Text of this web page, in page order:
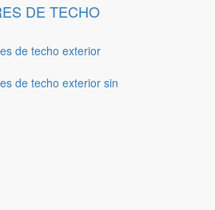
DE TECHO
de techo exterior
de techo exterior sin